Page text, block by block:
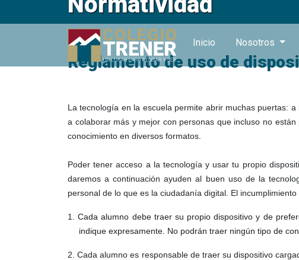
Inicio Nosotros
Reglamento de uso de
La tecnología en la escuela permite abrir muchas puertas:
a colaborar más y mejor con personas que incluso no
conocimiento en diversos formatos.
Poder tener acceso a la tecnología y usar tu propio
daremos a continuación ayuden al buen uso de la
personal de lo que es la ciudadanía digital. El
1.
Cada alumno debe traer su propio dispositivo y de
indique expresamente. No podrán traer ningún tipo de
2. Cada alumno es responsable de traer su dispositivo